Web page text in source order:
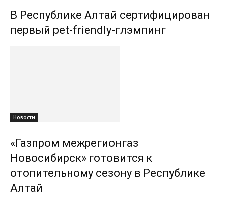
В Республике Алтай сертифицирован
первый pet-friendly-глэмпинг
Новости
«Газпром межрегионгаз
Новосибирск» готовится к
отопительному сезону в Республике
Алтай